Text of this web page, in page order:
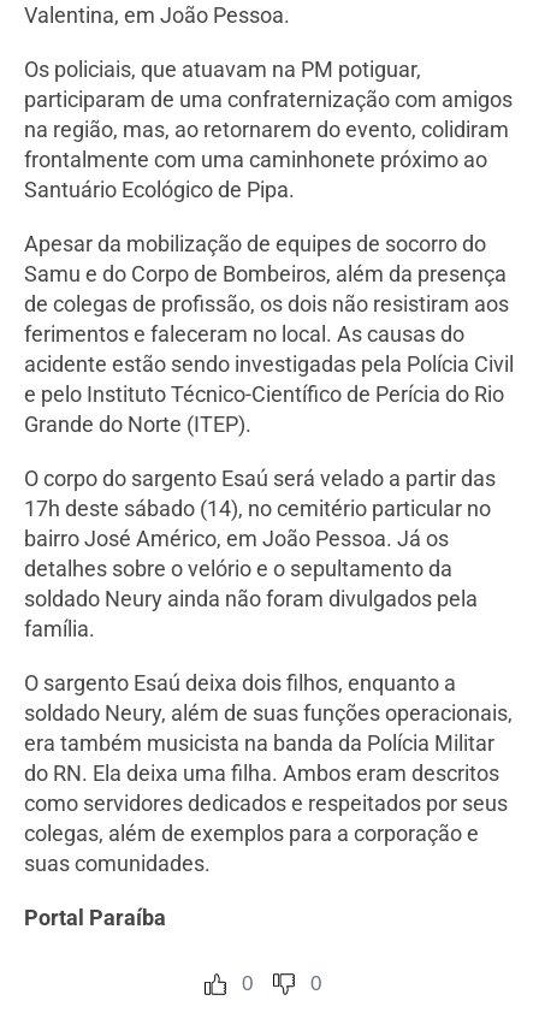
Valentina, em João Pessoa.
Os policiais, que atuavam na PM potiguar,
participaram de uma confraternização com amigos
na região, mas, ao retornarem do evento, colidiram
frontalmente com uma caminhonete próximo ao
Santuário Ecológico de Pipa.
Apesar da mobilização de equipes de socorro do
Samu e do Corpo de Bombeiros, além da presença
de colegas de profissão, os dois não resistiram aos
ferimentos e faleceram no local. As causas do
acidente estão sendo investigadas pela Polícia Civil
e pelo Instituto Técnico-Científico de Perícia do Rio
Grande do Norte (ITEP).
O corpo do sargento Esaú será velado a partir das
17h deste sábado (14), no cemitério particular no
bairro José Américo, em João Pessoa. Já os
detalhes sobre o velório e o sepultamento da
soldado Neury ainda não foram divulgados pela
família.
O sargento Esaú deixa dois filhos, enquanto a
soldado Neury, além de suas funções operacionais,
era também musicista na banda da Polícia Militar
do RN. Ela deixa uma filha. Ambos eram descritos
como servidores dedicados e respeitados por seus
colegas, além de exemplos para a corporação e
suas comunidades.
Portal Paraíba
0 0